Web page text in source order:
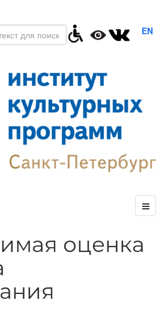
EN
оценка